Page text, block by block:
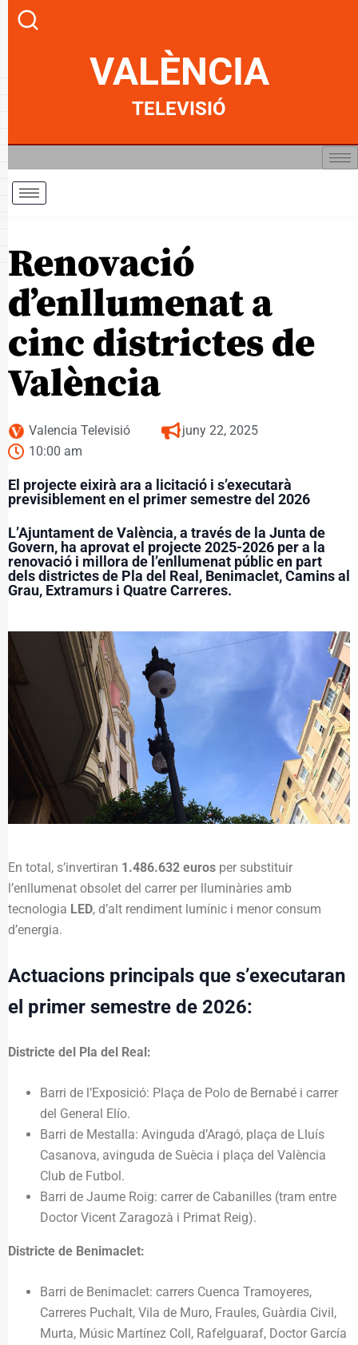
VALÈNCIA
TELEVISIÓ
Renovació
d’enllumenat a
cinc districtes de
València
Valencia Televisió
juny 22, 2025
10:00 am
El projecte eixirà ara a licitació i s’executarà
previsiblement en el primer semestre del 2026
L’Ajuntament de València, a través de la Junta de
Govern, ha aprovat el projecte 2025-2026 per a la
renovació i millora de l’enllumenat públic en part
dels districtes de Pla del Real, Benimaclet, Camins al
Grau, Extramurs i Quatre Carreres.
En total, s’invertiran 1.486.632 euros per substituir
l’enllumenat obsolet del carrer per lluminàries amb
tecnologia LED, d’alt rendiment lumínic i menor consum
d’energia.
Actuacions principals que s’executaran
el primer semestre de 2026:
Districte del Pla del Real:
Barri de l’Exposició: Plaça de Polo de Bernabé i carrer
del General Elío.
Barri de Mestalla: Avinguda d’Aragó, plaça de Lluís
Casanova, avinguda de Suècia i plaça del València
Club de Futbol.
Barri de Jaume Roig: carrer de Cabanilles (tram entre
Doctor Vicent Zaragozà i Primat Reig).
Districte de Benimaclet:
Barri de Benimaclet: carrers Cuenca Tramoyeres,
Carreres Puchalt, Vila de Muro, Fraules, Guàrdia Civil,
Murta, Músic Martínez Coll, Rafelguaraf, Doctor García